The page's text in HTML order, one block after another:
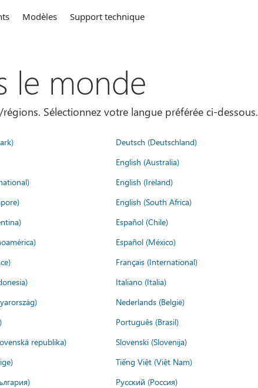
Modèles Support technique
le monde
Sélectionnez votre langue préférée ci-dessous.
Deutsch (Deutschland)
English (Australia)
English (Ireland)
English (South Africa)
Español (Chile)
Español (México)
Français (International)
Italiano (Italia)
Nederlands (België)
Português (Brasil)
republika) Slovenski (Slovenija)
Tiếng Việt (Việt Nam)
Русский (Россия)